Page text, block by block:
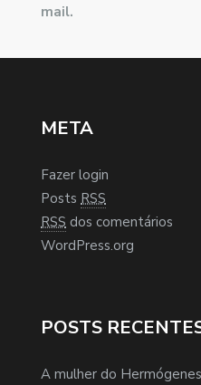
mail.
META
Fazer login
Posts RSS
RSS dos comentários
WordPress.org
POSTS
A mulher do